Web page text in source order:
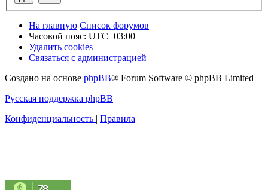
На главную Список форумов
Часовой пояс: UTC+03:00
Удалить cookies
Связаться с администрацией
Создано на основе phpBB® Forum Software © phpBB Limited
Русская поддержка phpBB
Конфиденциальность | Правила